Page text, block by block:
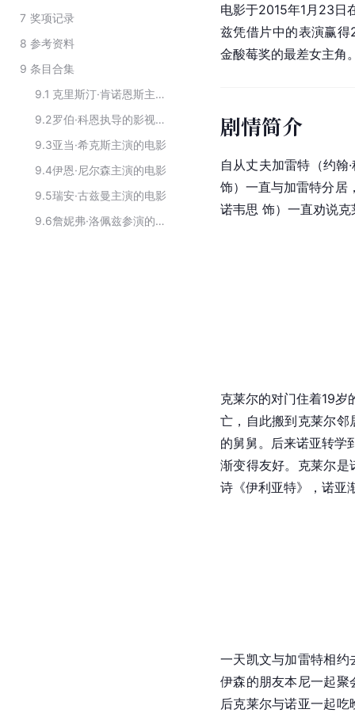
7 奖项记录
8 参考资料
9 条目合集
9.1
克里斯汀·肯诺恩斯主演的电影
9.2
罗伯·科恩执导的影视作品
9.3亚当·希克斯主演的电影
9.4伊恩·尼尔森主演的电影
9.5瑞安·古兹曼主演的电影
9.6
詹妮弗·洛佩兹参演的影视作品
电影于2015年1月23日
兹凭借片中的表演赢
金酸莓奖的最差女主角
剧情简介
自从丈夫加雷特（约翰
饰）一直与加雷特分居
诺韦思 饰）一直劝说
克莱尔的对门住着19岁
亡，自此搬到克莱尔邻
的舅舅。后来诺亚转学
渐变得友好。 克莱尔是
诗《伊利亚特》，诺亚
一天凯文与加雷特相约
伊森的朋友本尼一起聚
后克莱尔与诺亚一起